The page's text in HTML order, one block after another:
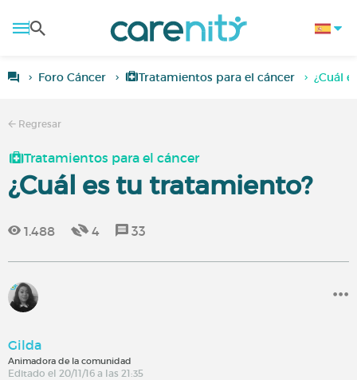
Foro Cáncer Tratamientos para el cáncer ¿Cuál
Regresar
Tratamientos para el cáncer
¿Cuál es tu tratamiento?
1.488 4 33
Gilda
Animadora de la comunidad
Editado el 20/11/16 a las 21:35